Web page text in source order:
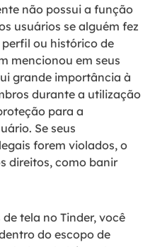
não possui a função
usuários se alguém fez
ou histórico de
mencionou em seus
grande importância à
durante a utilização
para a
Se seus
forem violados, o
direitos, como banir
tela no Tinder, você
do escopo de